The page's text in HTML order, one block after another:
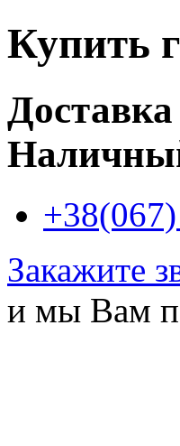
Купить
Закажите
и мы Вам